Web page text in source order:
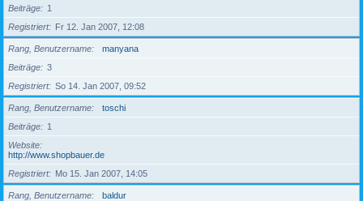
Beiträge
1
Registriert
Fr 12. Jan 2007, 12:08
Rang, Benutzername
manyana
Beiträge
3
Registriert
So 14. Jan 2007, 09:52
Rang, Benutzername
toschi
Beiträge
1
Website
http://www.shopbauer.de
Registriert
Mo 15. Jan 2007, 14:05
Rang, Benutzername
baldur